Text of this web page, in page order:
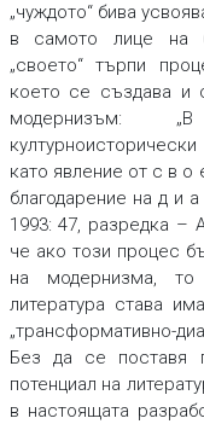
„чуждото“ бива
в самото лице на
„своето“ търпи
което се създава и
модернизъм: „В
като явление от с в о
благодарение на д и
1993: 47, разредка –
че ако този процес
на модернизма,
литература става
„трансформативно-
Без да се поставя
потенциал на
в настоящата